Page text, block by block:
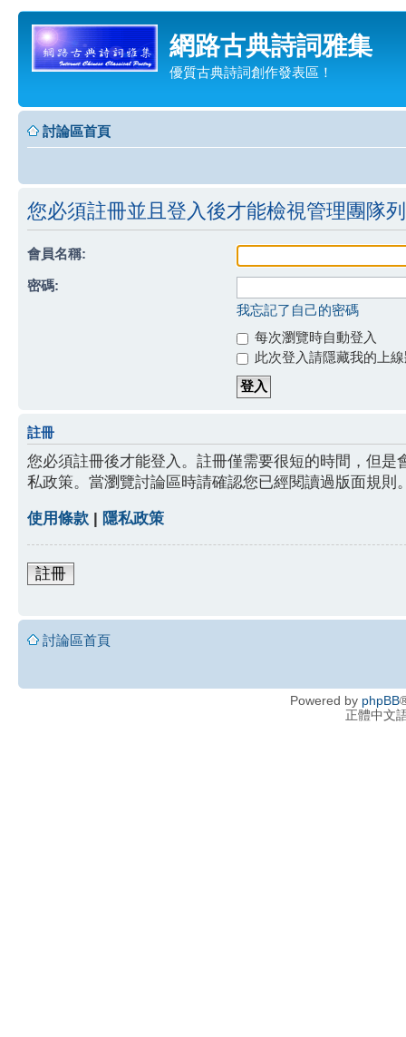
網路古典詩詞雅集
優質古典詩詞創作發表區！
討論區首頁
您必須註冊並且登入後才能檢視管理團隊
會員名稱:
密碼:
我忘記了自己的密碼
每次瀏覽時自動登入
此次登入請隱藏我的上
註冊
您必須註冊後才能登入。註冊僅需要很短的時間，但
私政策。當瀏覽討論區時請確認您已經閱讀過版面規則
使用條款 | 隱私政策
註冊
討論區首頁
Powered by phpBB
正體中文